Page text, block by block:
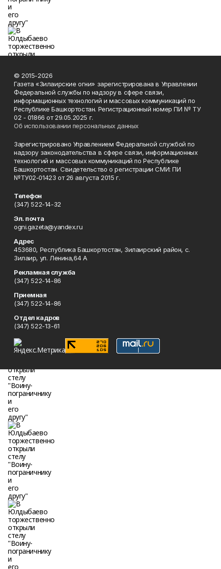
© 2015-2026
Газета «Зилаирские огни» зарегистрирована в Управлении
Федеральной службы по надзору в сфере связи,
информационных технологий и массовых коммуникаций по
Республике Башкортостан. Регистрационный номер ПИ № ТУ
02 - 01866 от 29.05.2025 г.
Об использовании персональных данных
Зарегистрировано Управлением Федеральной службой по
надзору законодательства в сфере связи, информационных
технологий и массовых коммуникаций по Республике
Башкортостан. Свидетельство о регистрации СМИ: ПИ
№ТУ02-01423 от 26 августа 2015 г.
Телефон
(347) 522-14-32
Эл. почта
ogni.gazeta@yandex.ru
Адрес
453680, Республика Башкортостан, Зилаирский район, с.
Зилаир, ул. Ленина,64 А
Рекламная служба
(347) 522-14-86
Приемная
(347) 522-14-86
Отдел кадров
(347) 522-13-61